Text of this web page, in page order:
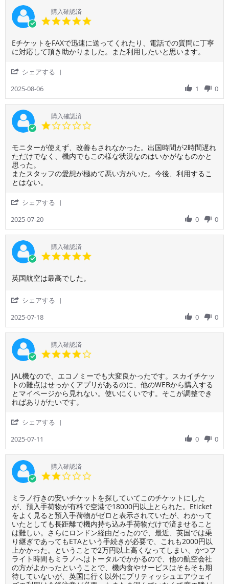
だ
っ
た
が
飲
食
の
サ
タ
ー
は
の
航
空
会
社
方
が
見
や
す
感
じ
た。
座
席
は
事
前
予
約。
搭
乗
率
14
Apr
2026
継
ぎ
時
が
50
し
な
い
チ
ケ
ッ
ト
を
額
で
手
配
す
る
無
責
任
す
ぎ
る。
利
用
者
on
14
購入確認済
Review
by
利
用
者
様
on
6
Aug
2025
review
stating
チ
ケ
ッ
ト
を
FAX
で
迅
に
送
っ
て
く
た
り、
電
話
で
の
質
問
丁
に
対
し
て
頂
き
助
り
ま
し
た。
ま
た
利
し
た
い
と
思
ま
す。
EチケットをFAXで迅速に送ってくれたり、電話での質問に丁寧
に対応して頂き助かりました。また利用したいと思います。
シェアする
by
ご
利
用
者
on
6
2025
2025-08-06 1 0
購入確認済
Review
by
ご
利
用
様
on
20
Jul
2025
review
stating
モ
ニ
タ
が
使
え
ず、
改
善
も
さ
な
っ
た。
国
時
間
が
2
間
遅
れ
た
だ
け
で
く、
機
内
で
も
の
様
な
状
況
な
の
は
い
か
モニターが使えず、改善もされなかった。出国時間が2時間遅れ
ただけでなく、機内でもこの様な状況なのはいかがなものかと
思った。
またスタッフの愛想が極めて悪い方がいた。今後、利用するこ
とはない。
シェアする
by
ご
利
用
者
on
2025-07-20 0 0
購入確認済
Review
ご
利
者
様
on
18
Jul
2025
review
英
国
空
は
最
高
で
た。
英国航空は最高でした。
シェアする
by
ご
利
用
者
on
18
Jul
2025
2025-07-18 0 0
購入確認済
Review
by
ご
利
者
様
on
11
Jul
2025
review
stating
JAL
機
の
で、
エ
コ
ノ
ミ
ー
で
大
変
良
か
っ
た
で
す。
ス
カ
JAL機なので、エコノミーでも大変良かったです。スカイチケッ
トの難点はせっかくアプリがあるのに、他のWEBから購入する
とマイページから見れない。使いにくいです。そこが調整でき
ればありがたいです。
シェアする
by
ご
利
用
者
on
11
Jul
2025
2025-07-11 0 0
購入確認済
Review
by
ご
利
用
者
様
on
21
Feb
review
stating
注
意
が
必
要
ミラノ行きの安いチケットを探していてこのチケットにした
が、預入手荷物が有料で空港で18000円以上とられた。Eticket
をよく見ると預入手荷物がゼロと表示されていたが、わかって
いたとしても長距離で機内持ち込み手荷物だけで済ませること
は難しい。さらにロンドン経由だったので、最近、英国では乗
り継ぎであってもETAという手続きが必要で、これも2000円以
上かかった。ということで2万円以上高くなってしまい、かつフ
ライト時間もミラノへはトータルでかかるので、他の航空会社
の方がよかったということで、機内食やサービスはそもそも期
待していないが、英国に行く以外にブリティッシュエアウェイ